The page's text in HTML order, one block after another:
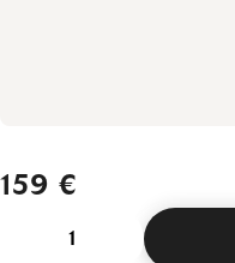
159 €